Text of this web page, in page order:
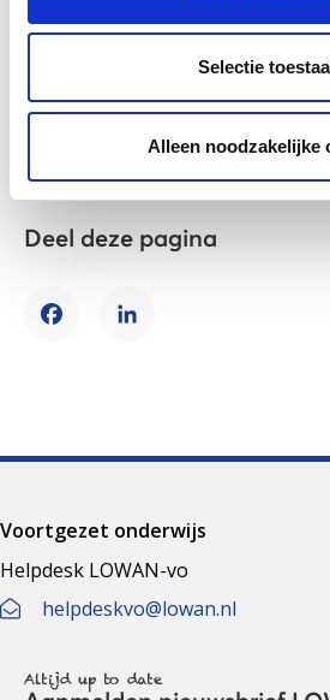
Selectie
Alleen noodzakelijke
Deel deze pagina
FacebookLinkedIn
Voortgezet onderwijs
Helpdesk LOWAN-vo
helpdeskvo@lowan.nl
Altijd up to date